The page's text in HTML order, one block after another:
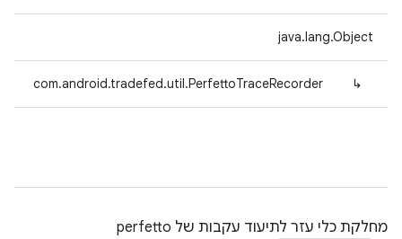
java.lang.Object
↳
com.android.tradefed.util.PerfettoTraceRecorder
מחלקת כלי עזר לתיעוד עקבות של perfetto